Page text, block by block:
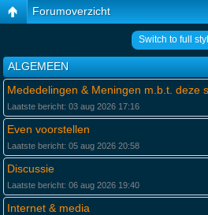
Forumoverzicht
Switch to full
ALGEMEEN
Mededelingen & Meningen m.b.t. deze
Laatste bericht: 03 aug 2026 17:16
Even voorstellen
Laatste bericht: 05 aug 2026 20:58
Discussie
Laatste bericht: 06 aug 2026 19:40
Internet & media